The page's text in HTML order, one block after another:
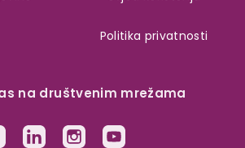
na društvenim mrežama
Politika privatnosti